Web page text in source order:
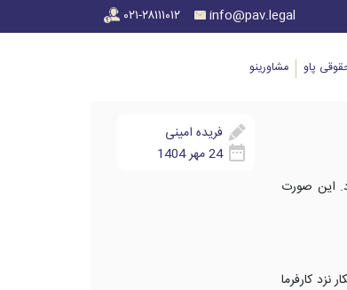
info@pav.legal ۰۲۱-۲۸۱۱۱۰۱۲
پاو مشاورینو
این صورت
نزد کارفرما
فریده امینی
24 مهر 1404